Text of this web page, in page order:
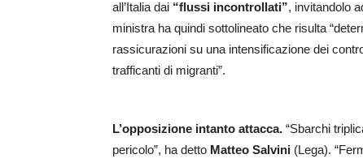
all’Italia dai “flussi incontrollati”, invitandolo
ministra ha quindi sottolineato che risulta
rassicurazioni su una intensificazione dei
trafficanti di migranti”.
L’opposizione intanto attacca. “Sbarchi
pericolo”, ha detto Matteo Salvini (Lega).